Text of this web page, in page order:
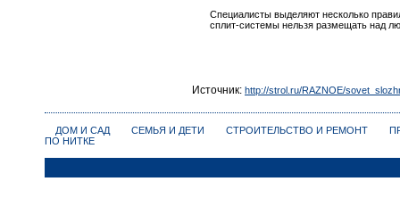
Специалисты выделяют несколько
сплит-системы нельзя размещать над
Источник: http://strol.ru/RAZNOE/
ДОМ И САД СЕМЬЯ И ДЕТИ СТРОИТЕЛЬСТВО И РЕМОНТ
ПО НИТКЕ